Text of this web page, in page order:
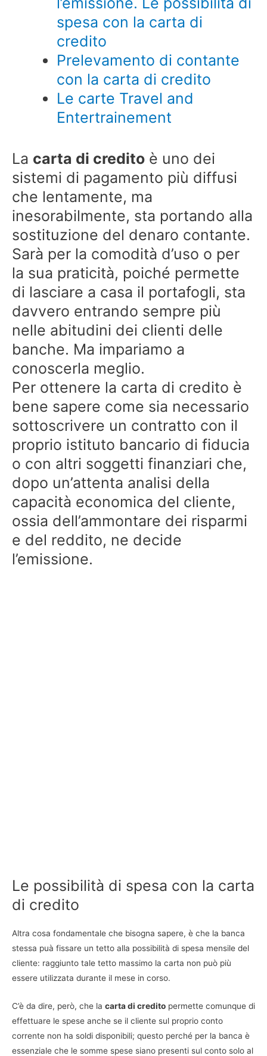
spesa con la carta di
credito
Prelevamento di contante
con la carta di credito
Le carte Travel and
Entertrainement
La carta di credito è uno dei
sistemi di pagamento più diffusi
che lentamente, ma
inesorabilmente, sta portando alla
sostituzione del denaro contante.
Sarà per la comodità d’uso o per
la sua praticità, poiché permette
di lasciare a casa il portafogli, sta
davvero entrando sempre più
nelle abitudini dei clienti delle
banche. Ma impariamo a
conoscerla meglio.
Per ottenere la carta di credito è
bene sapere come sia necessario
sottoscrivere un contratto con il
proprio istituto bancario di fiducia
o con altri soggetti finanziari che,
dopo un’attenta analisi della
capacità economica del cliente,
ossia dell’ammontare dei risparmi
e del reddito, ne decide
l’emissione.
Le possibilità di spesa con la carta
di credito
Altra cosa fondamentale che bisogna sapere, è che la banca
stessa puà fissare un tetto alla possibilità di spesa mensile del
cliente: raggiunto tale tetto massimo la carta non può più
essere utilizzata durante il mese in corso.
C’è da dire, però, che la carta di credito permette comunque di
effettuare le spese anche se il cliente sul proprio conto
corrente non ha soldi disponibili; questo perché per la banca è
essenziale che le somme spese siano presenti sul conto solo al